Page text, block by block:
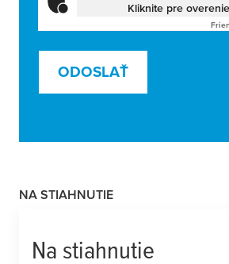
Kliknite pre overenie
ODOSLAŤ
NA STIAHNUTIE
Na stiahnutie